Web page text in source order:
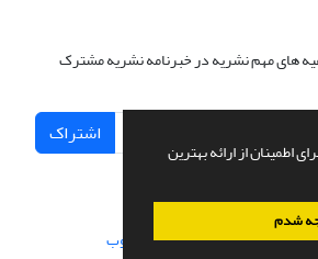
اطمینان از ارائه بهترین
شدم
های مهم نشریه در خبرنامه نشریه مشترک
اشتراک
طراحی و پیاده سازی از سیناوب